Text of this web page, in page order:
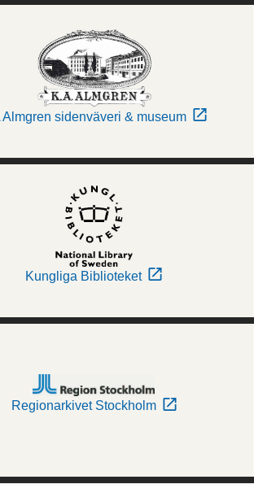
Almgren sidenväveri & museum
Kungliga Biblioteket
Regionarkivet Stockholm